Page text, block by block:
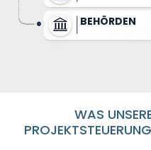
BEHÖRDEN
WAS